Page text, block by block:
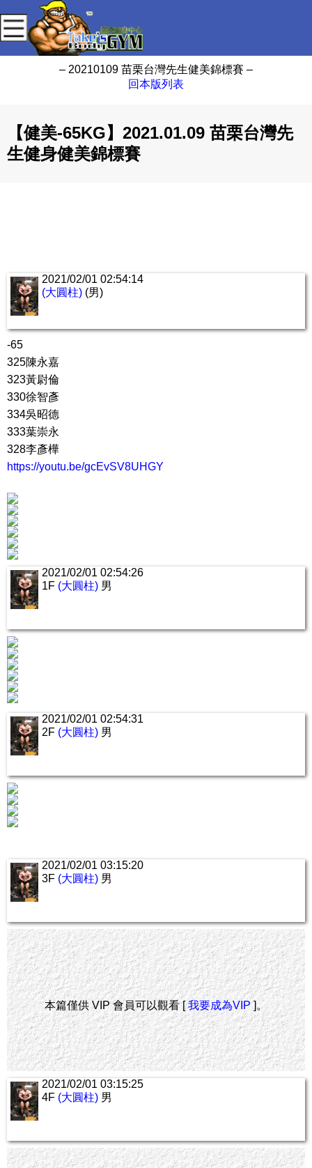
– 20210109 苗栗台灣先生健美錦標賽 –
回本版列表
【健美-65KG】2021.01.09 苗栗台灣先
生健身健美錦標賽
2021/02/01 02:54:14
(大圓柱) (男)
-65
325陳永嘉
323黃尉倫
330徐智彥
334吳昭德
333葉崇永
328李彥樺
https://youtu.be/gcEvSV8UHGY
2021/02/01 02:54:26
1F (大圓柱) 男
2021/02/01 02:54:31
2F (大圓柱) 男
2021/02/01 03:15:20
3F (大圓柱) 男
本篇僅供 VIP 會員可以觀看 [我要成為VIP]。
2021/02/01 03:15:25
4F (大圓柱) 男